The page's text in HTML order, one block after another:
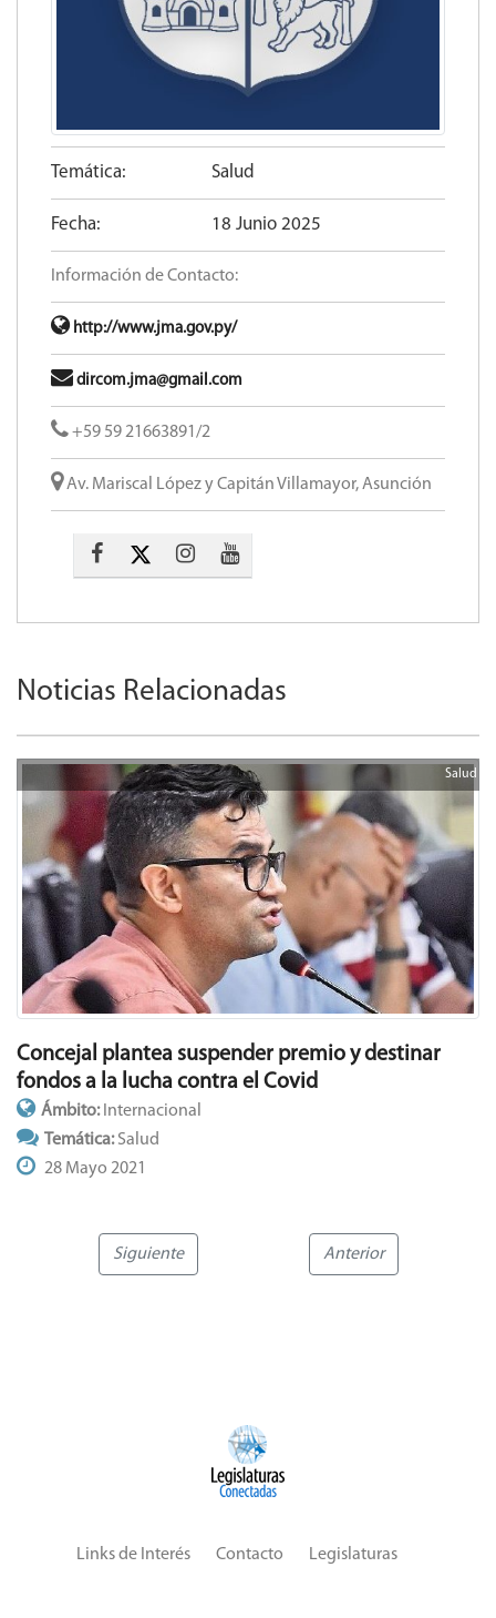
Temática: Salud
Fecha: 18 Junio 2025
Información de Contacto:
http://www.jma.gov.py/
dircom.jma@gmail.com
+59 59 21663891/2
Av. Mariscal López y Capitán Villamayor, Asunción
Noticias Relacionadas
Salud
Concejal plantea suspender premio y destinar
fondos a la lucha contra el Covid
Ámbito: Internacional
Temática:Salud
28 Mayo 2021
Siguiente Anterior
Links de Interés Contacto Legislaturas